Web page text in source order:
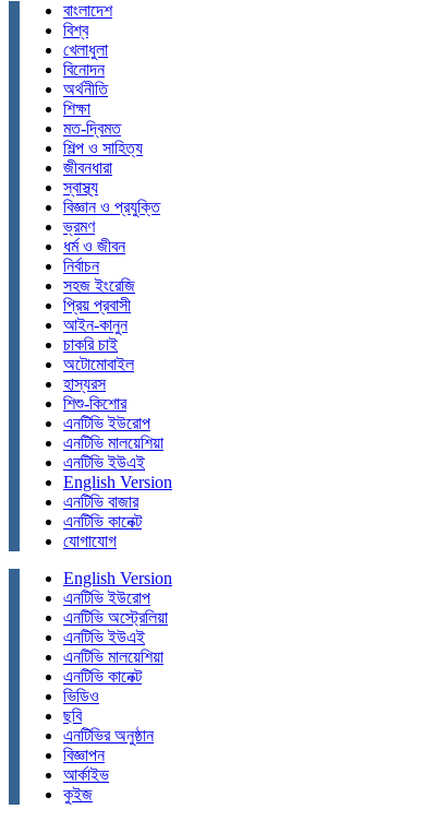
বাংলাদেশ
বিশ্ব
খেলাধুলা
বিনোদন
অর্থনীতি
শিক্ষা
মত-দ্বিমত
শিল্প ও সাহিত্য
জীবনধারা
স্বাস্থ্য
বিজ্ঞান ও প্রযুক্তি
ভ্রমণ
ধর্ম ও জীবন
নির্বাচন
সহজ ইংরেজি
প্রিয় প্রবাসী
আইন-কানুন
চাকরি চাই
অটোমোবাইল
হাস্যরস
শিশু-কিশোর
এনটিভি ইউরোপ
এনটিভি মালয়েশিয়া
এনটিভি ইউএই
English Version
এনটিভি বাজার
এনটিভি কানেক্ট
যোগাযোগ
English Version
এনটিভি ইউরোপ
এনটিভি অস্ট্রেলিয়া
এনটিভি ইউএই
এনটিভি মালয়েশিয়া
এনটিভি কানেক্ট
ভিডিও
ছবি
এনটিভির অনুষ্ঠান
বিজ্ঞাপন
আর্কাইভ
কুইজ